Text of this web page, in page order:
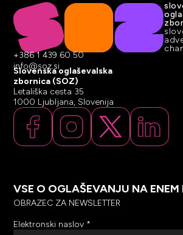
+386 1 439 60 50
info@soz.si
Slovenska oglaševalska
zbornica (SOZ)
Letališka cesta 35
1000 Ljubljana, Slovenija
VSE O OGLAŠEVANJU NA ENEM
OBRAZEC ZA NEWSLETTER
Elektronski naslov *